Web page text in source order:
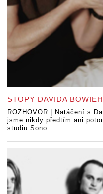
STOPY DAVIDA
ROZHOVOR | Natáčení s
jsme nikdy předtím ani
studiu Sono